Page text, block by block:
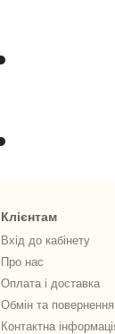
Клієнтам
Вхід до кабінету
Про нас
Оплата і доставка
Обмін та повернення
Контактна